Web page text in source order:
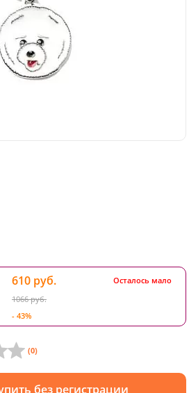
610 руб.
1066 руб.
- 43%
Осталось мало
без регистрации
(0)